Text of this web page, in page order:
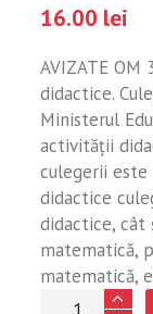
16.00 lei
AVIZATE
didactice.
Ministerul
activității
culegerii
didactice
didactice,
matematică,
matematică,
Cantitate